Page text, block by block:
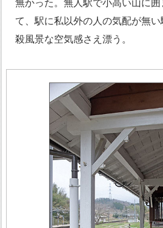
て、駅に私以外の人の気配が無
殺風景な空気感さえ漂う。